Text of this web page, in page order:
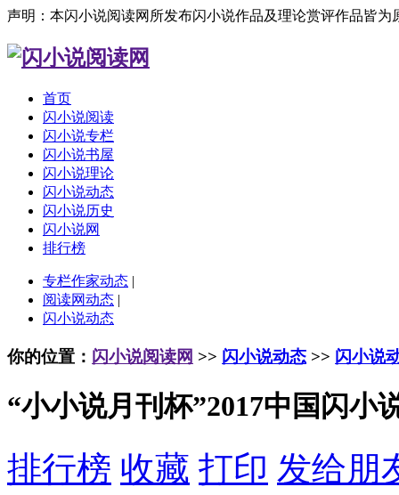
声明：本闪小说阅读网所发布闪小说作品及理论赏评作品皆
首页
闪小说阅读
闪小说专栏
闪小说书屋
闪小说理论
闪小说动态
闪小说历史
闪小说网
排行榜
专栏作家动态 |
阅读网动态 |
闪小说动态
你的位置： 闪小说阅读网 >> 闪小说动态 >> 闪小说
“小小说月刊杯”2017中国闪小
排行榜 收藏 打印 发给朋